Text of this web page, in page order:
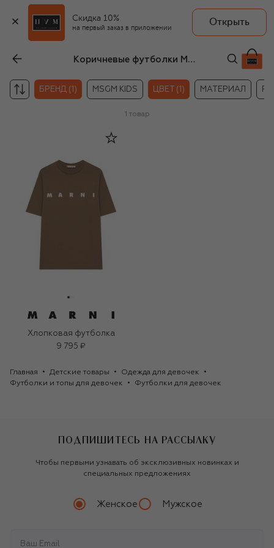
Скидка 10%
на первый заказ в приложении
Открыть
Коричневые футболки Marni для девочек
БРЕНД (1) MSGM KIDS ЦВЕТ (1) МАТЕРИАЛ
1 товар
Хлопковая футболка
9 795 ₽
Главная Детские товары
Одежда для девочек
Футболки и топы для девочек
Футболки для девочек
ПОДПИШИТЕСЬ НА РАССЫЛКУ
Чтобы первыми узнавать об эксклюзивных новинках и
специальных предложениях
Женское Мужское